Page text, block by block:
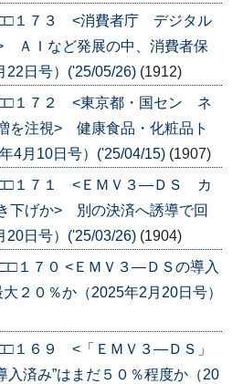
□□１７３ <消費者庁 デジタル
ＡＩなど発展の中、消費者保
22日号）('25/05/26) (1912)
□□１７２ <東京都・国セン ネ
を注視> 健康食品・化粧品ト
4月10日号）('25/04/15) (1907)
□□１７１ <ＥＭＶ３―ＤＳ カ
下げか> 別の決済へ誘導で回
20日号）('25/03/26) (1904)
□□１７０ <ＥＭＶ３―ＤＳの導入
２０％か（2025年2月20日号）
１６９ <「ＥＭＶ３―ＤＳ」
済み”はまだ５０％程度か（20